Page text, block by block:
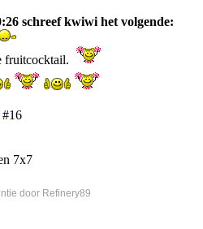
schreef kwiwi het volgende:
fruitcocktail.
#16
7x7
door Refinery89